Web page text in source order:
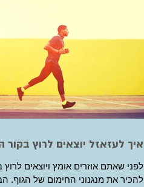
איך לעזאזל יוצאים לרוץ בקור
לפני שאתם אוזרים אומץ ויוצאים לרוץ
להכיר את מנגנוני החימום של הגוף.